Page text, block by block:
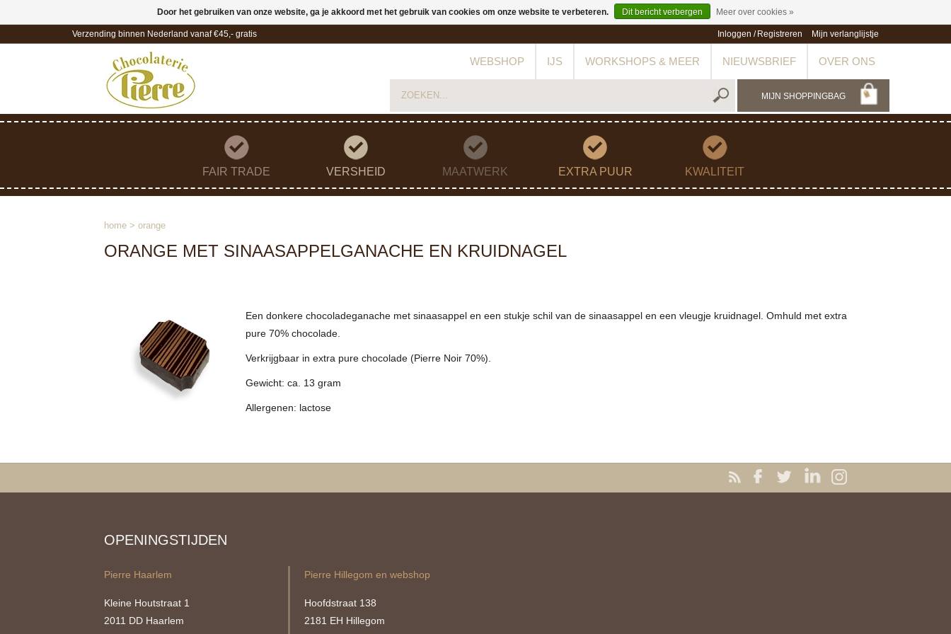
Verzending binnen Nederland vanaf €45,- gratis Inloggen / Registreren Mijn verlanglijstje
WEBSHOP IJS WORKSHOPS & MEER NIEUWSBRIEF OVER ONS
MIJN SHOPPINGBAG
FAIR TRADE VERSHEID MAATWERK EXTRA PUUR KWALITEIT
home > orange
ORANGE MET SINAASAPPELGANACHE EN KRUIDNAGEL
Een donkere chocoladeganache met sinaasappel en een stukje schil van de sinaasappel en een vleugje kruidnagel. Omhuld met extra
pure 70% chocolade.
Verkrijgbaar in extra pure chocolade (Pierre Noir 70%).
Gewicht: ca. 13 gram
Allergenen: lactose
OPENINGSTIJDEN
Pierre Haarlem
Kleine Houtstraat 1
2011 DD Haarlem
Pierre Hillegom en webshop
Hoofdstraat 138
2181 EH Hillegom
Door het gebruiken van onze website, ga je akkoord met het gebruik van cookies om onze website te verbeteren. Dit bericht verbergen Meer over cookies »